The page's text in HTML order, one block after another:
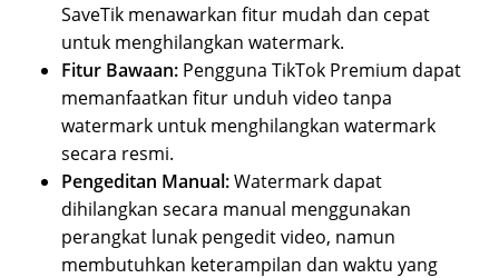
SaveTik menawarkan fitur mudah dan cepat
untuk menghilangkan watermark.
Fitur Bawaan: Pengguna TikTok Premium dapat
memanfaatkan fitur unduh video tanpa
watermark untuk menghilangkan watermark
secara resmi.
Pengeditan Manual:Watermark dapat
dihilangkan secara manual menggunakan
perangkat lunak pengedit video, namun
membutuhkan keterampilan dan waktu yang